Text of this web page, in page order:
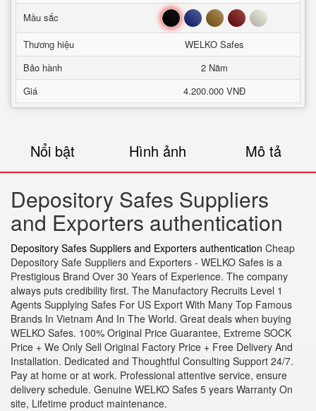
Mầu sắc Đen Xanh Nâu Đỏ Trắng
Thương hiệu
WELKO Safes
Bảo hành
2 Năm
Giá
4.200.000 VNĐ
Nổi bật Hình ảnh Mô tả
Depository Safes Suppliers
and Exporters authentication
Depository Safes Suppliers and Exporters authentication Cheap
Depository Safe Suppliers and Exporters - WELKO Safes is a
Prestigious Brand Over 30 Years of Experience. The company
always puts credibility first. The Manufactory Recruits Level 1
Agents Supplying Safes For US Export With Many Top Famous
Brands In Vietnam And In The World. Great deals when buying
WELKO Safes. 100% Original Price Guarantee, Extreme SOCK
Price + We Only Sell Original Factory Price + Free Delivery And
Installation. Dedicated and Thoughtful Consulting Support 24/7.
Pay at home or at work. Professional attentive service, ensure
delivery schedule. Genuine WELKO Safes 5 years Warranty On
site, Lifetime product maintenance.